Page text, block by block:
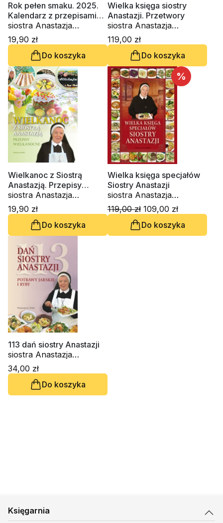
Rok pełen smaku. 2025.
Kalendarz z przepisami
Siostry Anastazji
siostra Anastazja
Pustelnik FDC
19,90 zł
Do koszyka
Wielka księga siostry
Anastazji. Przetwory
siostra Anastazja
Pustelnik FDC
119,00 zł
Do koszyka
Wielkanoc z Siostrą
Anastazją. Przepisy
wielkanocne
siostra Anastazja
Pustelnik FDC
19,90 zł
Do koszyka
%
Wielka księga specjałów
Siostry Anastazji
siostra Anastazja
Pustelnik FDC
119,00 zł 109,00 zł
Do koszyka
113 dań siostry Anastazji
siostra Anastazja
Pustelnik FDC
34,00 zł
Do koszyka
Księgarnia